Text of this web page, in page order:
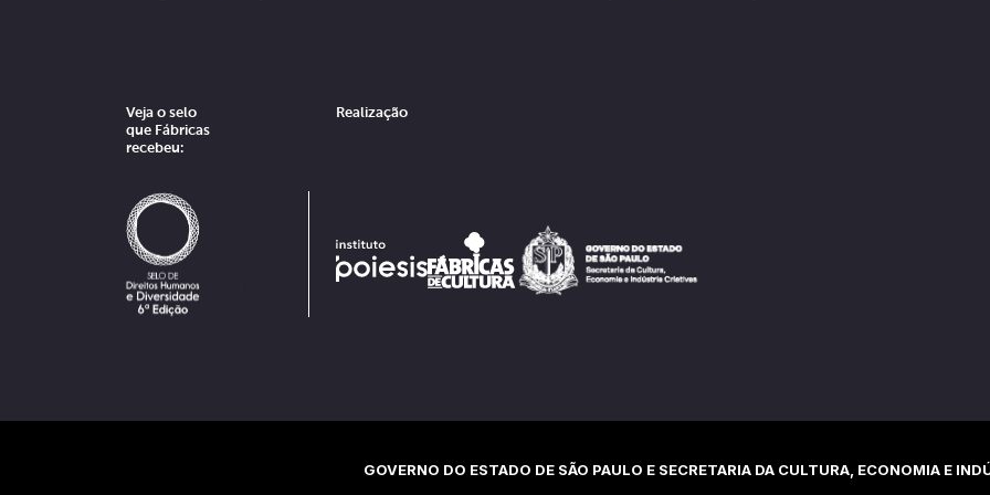
Veja o selo
que Fábricas
recebeu:
Realização
GOVERNO DO ESTADO DE SÃO PAULO E SECRETARIA DA CULTURA, ECONOMIA E